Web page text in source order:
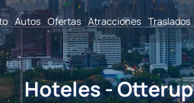
Autos Ofertas Atracciones Traslados
Hoteles - Otterup